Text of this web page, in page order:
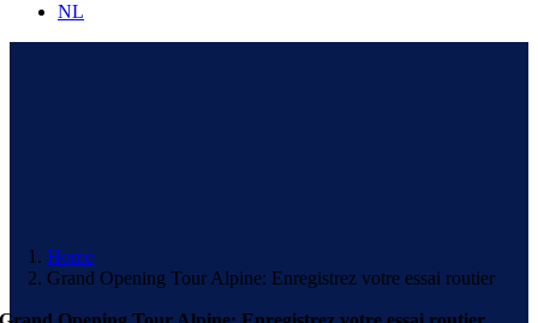
NL
Home
Grand Opening Tour Alpine: Enregistrez votre essai routier